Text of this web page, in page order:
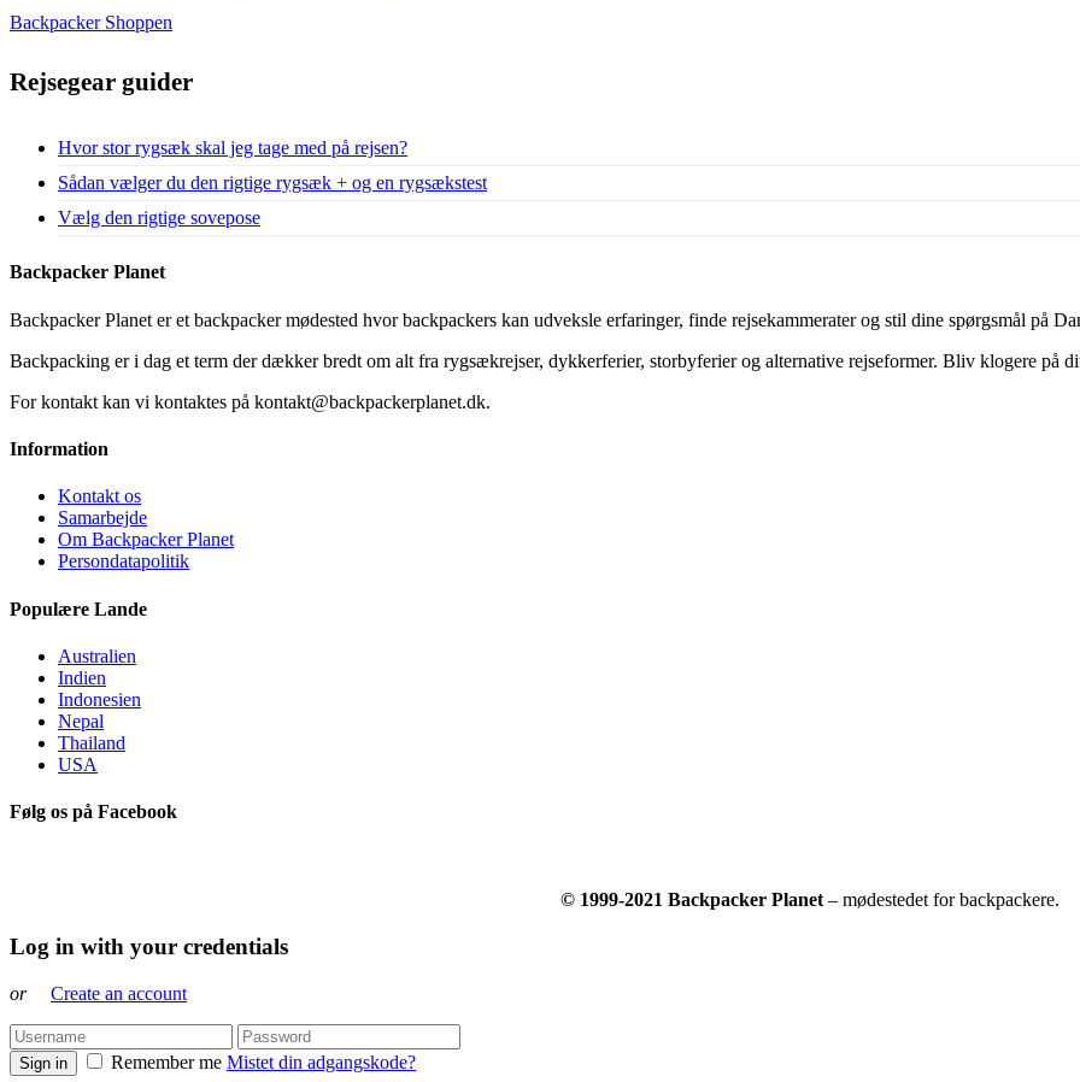
Backpacker Shoppen
Rejsegear guider
Hvor stor rygsæk skal jeg tage med på rejsen?
Sådan vælger du den rigtige rygsæk + og en rygsækstest
Vælg den rigtige sovepose
Backpacker Planet
Backpacker Planet er et backpacker mødested hvor backpackers kan udveksle erfaringer, finde rejsekammerater og stil dine spørgsmål på
Backpacking er i dag et term der dækker bredt om alt fra rygsækrejser, dykkerferier, storbyferier og alternative rejseformer. Bliv klogere på
For kontakt kan vi kontaktes på kontakt@backpackerplanet.dk.
Information
Kontakt os
Samarbejde
Om Backpacker Planet
Persondatapolitik
Populære Lande
Australien
Indien
Indonesien
Nepal
Thailand
USA
Følg os på Facebook
© 1999-2021 Backpacker Planet – mødestedet for backpackere.
Log in with your credentials
or Create an account
Sign in Remember me Mistet din adgangskode?